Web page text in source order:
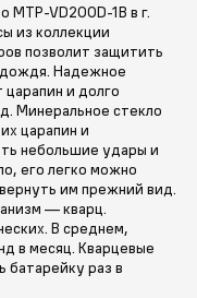
MTP-VD200D-1B в г.
из коллекции
позволит защитить
дождя. Надежное
и долго
Минеральное стекло
царапин и
небольшие удары и
его легко можно
им прежний вид.
— кварц.
В среднем,
в месяц. Кварцевые
батарейку раз в